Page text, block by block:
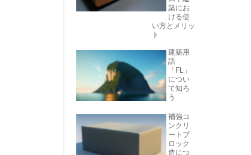
築にお
ける使
い方とメリッ
ト
建築用
語
「FL」
につい
て知ろ
う
補強コ
ンクリ
ートブ
ロック
造につ